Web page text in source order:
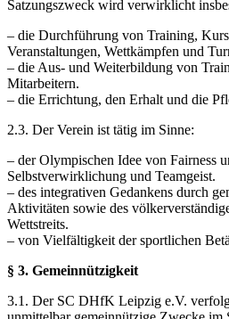
Satzungszweck wird verwirklicht
– die Durchführung von Training,
Veranstaltungen, Wettkämpfen und
– die Aus- und Weiterbildung von
Mitarbeitern.
– die Errichtung, den Erhalt und die
2.3. Der Verein ist tätig im Sinne:
– der Olympischen Idee von Fairness
Selbstverwirklichung und Teamgeist.
– des integrativen Gedankens durch
Aktivitäten sowie des
Wettstreits.
– von Vielfältigkeit der sportlichen
§ 3. Gemeinnützigkeit
3.1. Der SC DHfK Leipzig e.V.